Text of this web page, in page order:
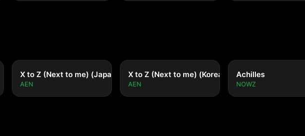
X to Z (Next to me) (Japanese ver.)
AEN
X to Z (Next to me) (Korean ver.)
AEN
Achilles
NOWZ